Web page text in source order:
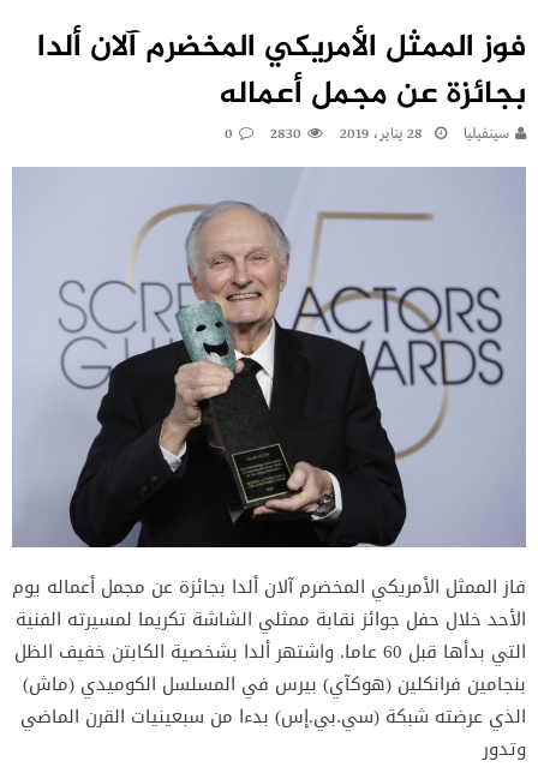
فوز الممثل الأمريكي المخضرم آلان ألدا
بجائزة عن مجمل أعماله
سينفيليا 28 يناير، 2019 2830
0
فاز الممثل الأمريكي المخضرم آلان ألدا بجائزة عن مجمل أعماله يوم
الأحد خلال حفل جوائز نقابة ممثلي الشاشة تكريما لمسيرته الفنية
التي بدأها قبل 60 عاما. واشتهر ألدا بشخصية الكابتن خفيف الظل
بنجامين فرانكلين (هوكآي) بيرس في المسلسل الكوميدي (ماش)
الذي عرضته شبكة (سي.بي.إس) بدءا من سبعينيات القرن الماضي
وتدور